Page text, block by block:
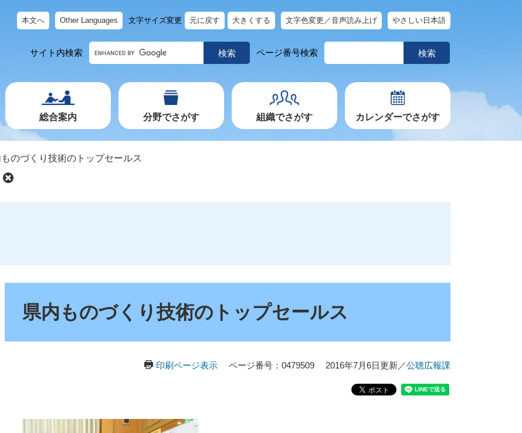
本文へ Other Languages 文字サイズ変更 元に戻す 大きくする 文字色変更／音声読み上げ やさしい日本語
サイト内検索
キ
ー
ワ
ド
ページ番号検索
ペ
ジ
号
総合案内 分野でさがす 組織でさがす カレンダーでさがす
のづくり技術のトップセールス
県内ものづくり技術のトップセールス
印刷ページ表示 ページ番号：0479509 2016年7月6日更新／公聴広報課